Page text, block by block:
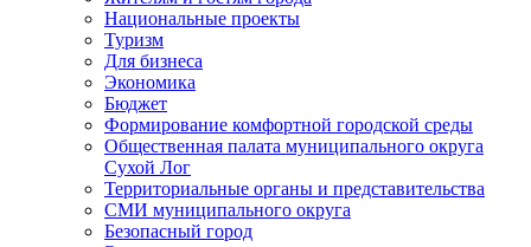
Национальные проекты
Туризм
Для бизнеса
Экономика
Бюджет
Формирование комфортной городской среды
Общественная палата муниципального округа
Сухой Лог
Территориальные органы и представительства
СМИ муниципального округа
Безопасный город